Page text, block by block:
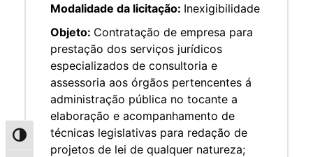
Alternar alto contraste
Modalidade da licitação: Inexigibilidade
Objeto: Contratação de empresa para
prestação dos serviços jurídicos
especializados de consultoria e
assessoria aos órgãos pertencentes á
administração pública no tocante a
elaboração e acompanhamento de
técnicas legislativas para redação de
projetos de lei de qualquer natureza;